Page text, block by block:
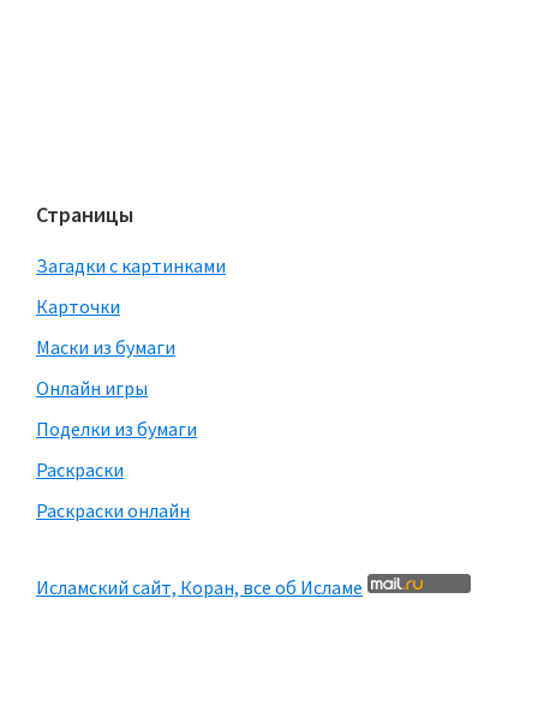
Страницы
Загадки с картинками
Карточки
Маски из бумаги
Онлайн игры
Поделки из бумаги
Раскраски
Раскраски онлайн
Исламский сайт, Коран, все об Исламе